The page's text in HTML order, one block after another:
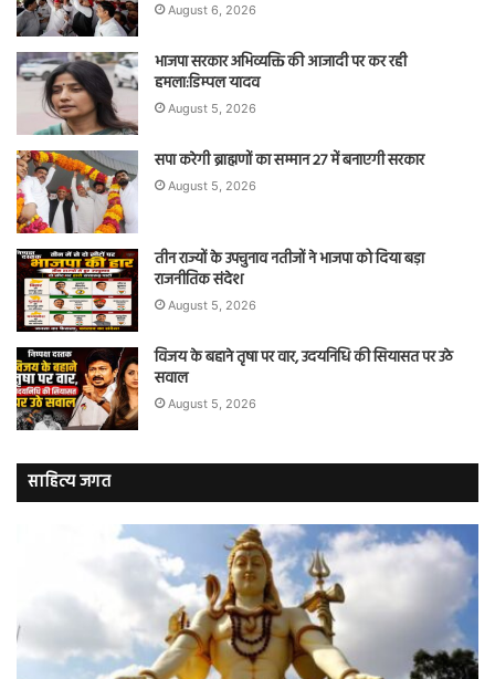
August 6, 2026
भाजपा सरकार अभिव्यक्ति की आजादी पर कर रही
हमला:डिम्पल यादव
August 5, 2026
सपा करेगी ब्राह्मणों का सम्मान 27 में बनाएगी सरकार
August 5, 2026
तीन राज्यों के उपचुनाव नतीजों ने भाजपा को दिया बड़ा
राजनीतिक संदेश
August 5, 2026
विजय के बहाने तृषा पर वार, उदयनिधि की सियासत पर उठे
सवाल
August 5, 2026
साहित्य जगत